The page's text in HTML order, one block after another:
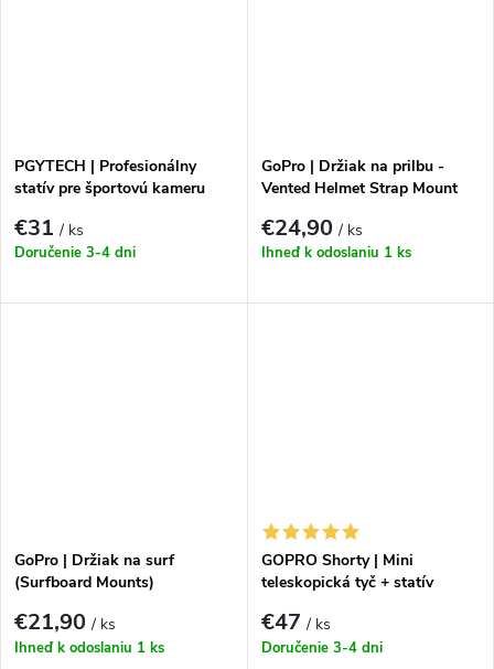
PGYTECH | Profesionálny
statív pre športovú kameru
€31/ ks
Doručenie 3-4 dni
GoPro | Držiak na prilbu -
Vented Helmet Strap Mount
€24,90/ ks
Ihneď k odoslaniu 1 ks
GoPro | Držiak na surf
(Surfboard Mounts)
€21,90/ ks
Ihneď k odoslaniu 1 ks
GOPRO Shorty | Mini
teleskopická tyč + statív
€47/ ks
Doručenie 3-4 dni